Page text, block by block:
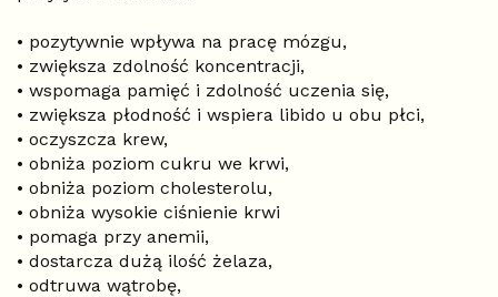
• pozytywnie wpływa na pracę mózgu,
• zwiększa zdolność koncentracji,
• wspomaga pamięć i zdolność uczenia się,
• zwiększa płodność i wspiera libido u obu płci,
• oczyszcza krew,
• obniża poziom cukru we krwi,
• obniża poziom cholesterolu,
• obniża wysokie ciśnienie krwi
• pomaga przy anemii,
• dostarcza dużą ilość żelaza,
• odtruwa wątrobę,